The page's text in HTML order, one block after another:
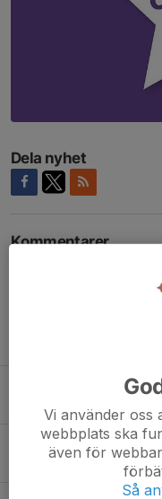
Dela nyhet
Kommentarer
Skövde Bandy
Inställd P35/
11 mar 2020
Vi använder oss
webbplats ska
även för
Så